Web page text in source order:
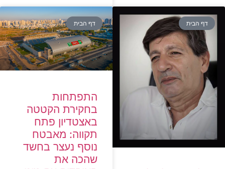
דף הבית דף הבית
התפתחות
בחקירת הקטטה
באצטדיון פתח
תקווה: מאבטח
נוסף נעצר בחשד
שהכה את